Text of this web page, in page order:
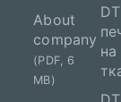
About
company
(PDF, 6
MB)
на